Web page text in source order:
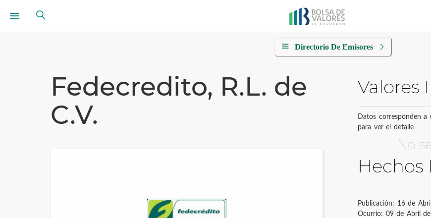
Directorio De Emisores
Fedecredito, R.L. de
C.V.
Valores
Datos corresponden a
para ver el detalle
No
Hechos
Publicación: 16 de
Ocurrio: 09 de Abril